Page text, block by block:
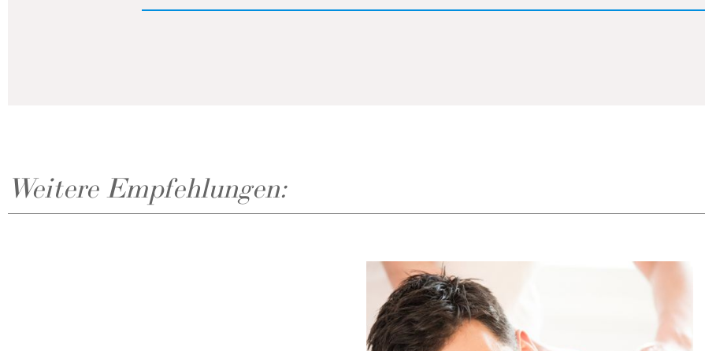
Weitere Empfehlungen: